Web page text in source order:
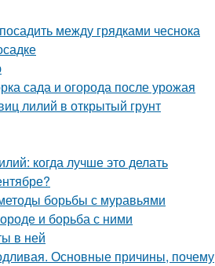
между грядками чеснока
сада и огорода после урожая
лилий в открытый грунт
когда лучше это делать
борьбы с муравьями
и борьба с ними
в ней
Основные причины, почему